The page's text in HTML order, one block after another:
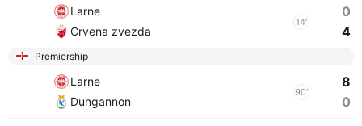
Larne
Crvena zvezda
14'
0
4
Premiership
Larne
Dungannon
90'
8
0